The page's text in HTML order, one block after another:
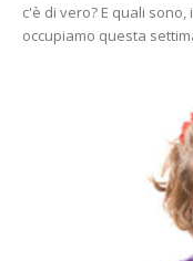
c'è di vero? E quali
occupiamo questa